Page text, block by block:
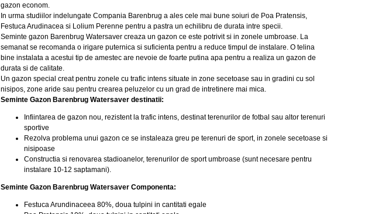
gazon econom.
In urma studiilor indelungate Compania Barenbrug a ales cele mai bune soiuri de Poa Pratensis,
Festuca Arudinacea si Lolium Perenne pentru a pastra un echilibru de durata intre specii.
Seminte gazon Barenbrug Watersaver creaza un gazon ce este potrivit si in zonele umbroase. La
semanat se recomanda o irigare puternica si suficienta pentru a reduce timpul de instalare. O telina
bine instalata a acestui tip de amestec are nevoie de foarte putina apa pentru a realiza un gazon de
durata si de calitate.
Un gazon special creat pentru zonele cu trafic intens situate in zone secetoase sau in gradini cu sol
nisipos, zone aride sau pentru crearea peluzelor cu un grad de intretinere mai mica.
Seminte Gazon Barenbrug Watersaver destinatii:
Infiintarea de gazon nou, rezistent la trafic intens, destinat terenurilor de fotbal sau altor terenuri
sportive
Rezolva problema unui gazon ce se instaleaza greu pe terenuri de sport, in zonele secetoase si
nisipoase
Constructia si renovarea stadioanelor, terenurilor de sport umbroase (sunt necesare pentru
instalare 10-12 saptamani).
Seminte Gazon Barenbrug Watersaver Componenta:
Festuca Arundinaceea 80%, doua tulpini in cantitati egale